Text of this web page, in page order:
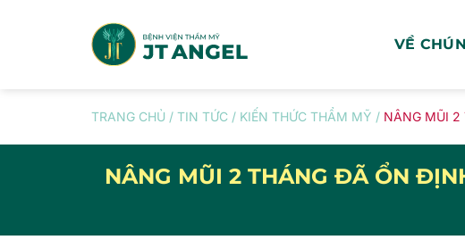
VỀ
TRANG CHỦ / TIN TỨC / KIẾN THỨC THẨM MỸ / NÂNG MŨI 2
NÂNG MŨI 2 THÁNG ĐÃ ỔN